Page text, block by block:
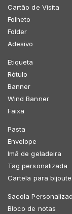
Cartão de Visita
Folheto
Folder
Adesivo
Etiqueta
Rótulo
Banner
Wind Banner
Faixa
Pasta
Envelope
Imã de geladeira
Tag personalizada
Cartela para
Sacola
Bloco de notas